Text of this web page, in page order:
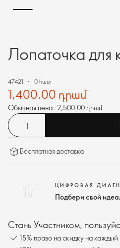
Лопаточка для
47421 0 հատ
1,400.00 դրամ
Обычная цена: 2,500.00 դրամ
Бесплатная доставка
ЦИФРОВАЯ
Подбери свой
Стань Участником,
15% право на скидку на каждый